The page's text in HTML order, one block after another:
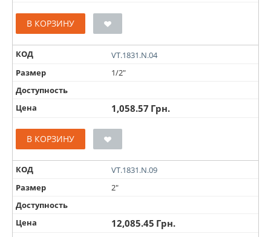
В КОРЗИНУ
КОД
VT.1831.N.04
Размер
1/2"
Доступность
Цена
1,058.57 Грн.
В КОРЗИНУ
КОД
VT.1831.N.09
Размер
2"
Доступность
Цена
12,085.45 Грн.